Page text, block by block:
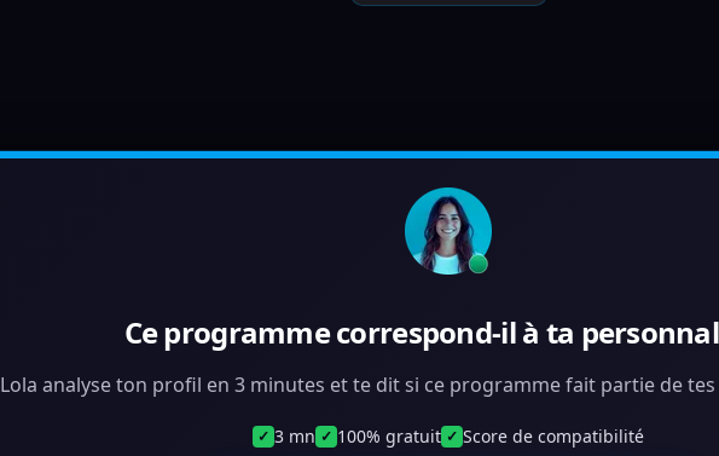
Ce programme correspond-il à ta
Lola analyse ton profil en 3 minutes et te dit si ce programme fait partie de tes
✓ 3 mn ✓ 100% gratuit ✓ Score de compatibilité